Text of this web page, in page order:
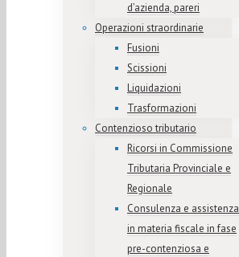
d’azienda, pareri
Operazioni straordinarie
Fusioni
Scissioni
Liquidazioni
Trasformazioni
Contenzioso tributario
Ricorsi in Commissione
Tributaria Provinciale e
Regionale
Consulenza e assistenza
in materia fiscale in fase
pre-contenziosa e